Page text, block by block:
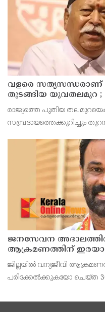
വളരെ സത്യസന്ധരാണ്
തുടങ്ങിയ യുവതലമുറ
രാജ്യത്തെ പുതിയ
സമ്പ്രദായത്തെക്കുറിച്ചും
മോഹൻ ഭാഗവത് രംഗത്ത്.
ജനസേവന
ആക്രമണത്തിന്
അനുവദിച്ചു
ജില്ലയിൽ വന്യജീവി
പരിക്കേൽക്കുകയോ ചെയ്ത
സഹായധനം അനുവദിച്ചു.